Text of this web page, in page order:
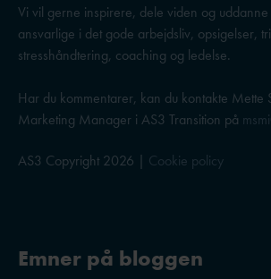
Vi vil gerne inspirere, dele viden og
ansvarlige i det gode arbejdsliv, opsigelser,
stresshåndtering, coaching og ledelse.
Har du kommentarer, kan du kontakte Mette
Marketing Manager i AS3 Transition på
AS3 Copyright 2026 | Cookie policy
Emner på bloggen